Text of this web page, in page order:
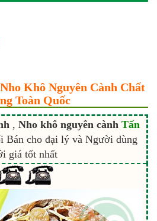
Khô Nguyên Cành Chất
Toàn Quốc
, Nho khô nguyên cành Tấn
Bán cho đại lý và Người dùng
giá tốt nhất